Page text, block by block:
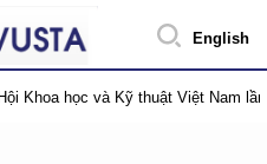
English
Khoa học và Kỹ thuật Việt Nam